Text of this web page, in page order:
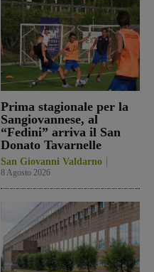
Prima stagionale per la
Sangiovannese, al
“Fedini” arriva il San
Donato Tavarnelle
San Giovanni Valdarno
8 Agosto 2026